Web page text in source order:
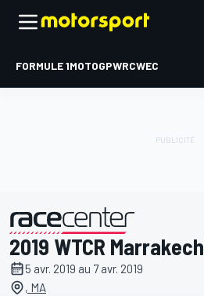
FORMULE 1MOTOGPWRCWEC
présenté par
2019 WTCR Marrakech
5 avr. 2019 au 7 avr. 2019
, MA